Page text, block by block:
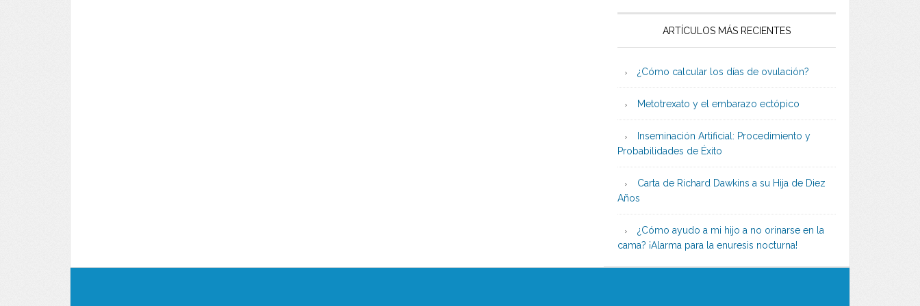
ARTÍCULOS MÁS RECIENTES
¿Cómo calcular los días de ovulación?
Metotrexato y el embarazo ectópico
Inseminación Artificial: Procedimiento y
Probabilidades de Éxito
Carta de Richard Dawkins a su Hija de Diez
Años
¿Cómo ayudo a mi hijo a no orinarse en la
cama? ¡Alarma para la enuresis nocturna!